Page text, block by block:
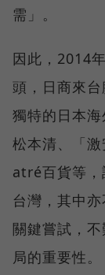
需」。
因此，2014
頭，日商來
獨特的日本
松本清、「
atré百貨等，
台灣，其中
關鍵嘗試，
局的重要性。